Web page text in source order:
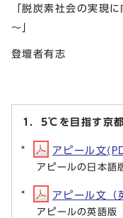
「脱炭素社会の実現
～」
登壇者有志
1．5℃を目指す京
アピール文
アピールの日本語
アピール文
アピールの英語版